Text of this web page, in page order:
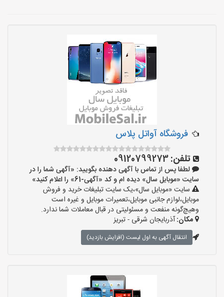
فروشگاه آواتل پلاس
تلفن:09120799273
لطفا پس از تماس با آگهی دهنده بگویید: «آگهی شما را در
سایت «موبایل سال» دیده ام و کد «آگهی-61» را اعلام کنید»
سایت «موبایل سال»،یک سایت تبلیغات خرید و فروش
موبایل،لوازم جانبی موبایل،تعمیرات موبایل و غیره است
وهیچ‌گونه منفعت و مسئولیتی در قبال معاملات شما ندارد.
مکان:آذربایجان شرقی - تبریز
انتقال آگهی به اول لیست (افزایش بازدید)